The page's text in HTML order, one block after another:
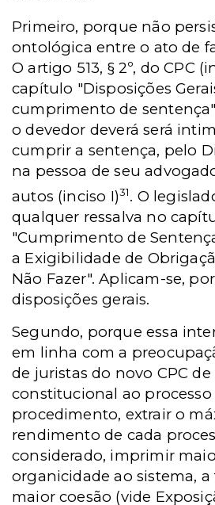
Primeiro, porque não
ontológica entre o ato de
O artigo 513, § 2º, do CPC
capítulo "Disposições
cumprimento de
o devedor deverá será
cumprir a sentença, pelo
na pessoa de seu
autos (inciso I)31. O
qualquer ressalva no
"Cumprimento de
a Exigibilidade de
Não Fazer". Aplicam-se,
disposições gerais.
Segundo, porque essa
em linha com a
de juristas do novo CPC
constitucional ao
procedimento, extrair o
rendimento de cada
considerado, imprimir
organicidade ao sistema,
maior coesão (vide